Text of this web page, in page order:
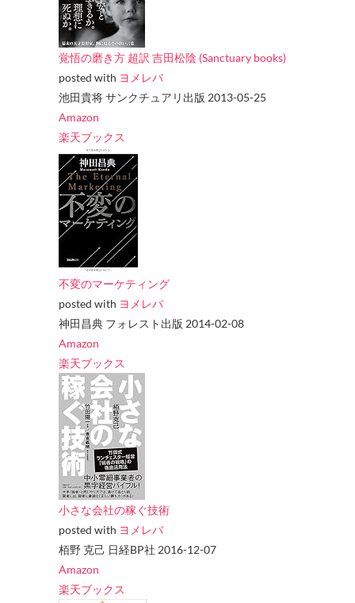
覚悟の磨き方 超訳 吉田松陰 (Sanctuary books)
posted with ヨメレバ
池田貴将 サンクチュアリ出版 2013-05-25
Amazon
楽天ブックス
不変のマーケティング
posted with ヨメレバ
神田昌典 フォレスト出版 2014-02-08
Amazon
楽天ブックス
小さな会社の稼ぐ技術
posted with ヨメレバ
栢野 克己 日経BP社 2016-12-07
Amazon
楽天ブックス